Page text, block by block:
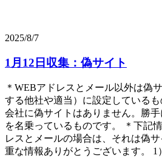
2025/8/7
1月12日収集：偽サイト
＊WEBアドレスとメール以外は偽
する他社や適当）に設定している
会社に偽サイトはありません。勝
を名乗っているものです。 ＊下記
レスとメールの場合は、それは偽
重な情報ありがとうございます。 1